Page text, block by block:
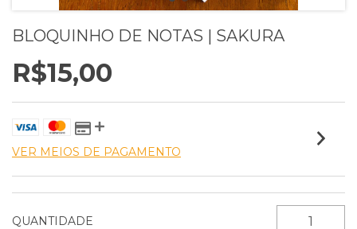
BLOQUINHO DE NOTAS | SAKURA
R$15,00
VER MEIOS DE PAGAMENTO
QUANTIDADE